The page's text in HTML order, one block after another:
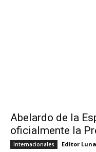
Abelardo de la
oficialmente la
Internacionales Editor